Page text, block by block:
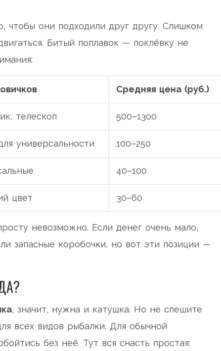
чтобы они подходили друг другу. Слишком
Битый поплавок — поклёвку не
Средняя цена (руб.)
телескоп 500–1300
универсальности 100–250
40–100
цвет 30–60
невозможно. Если денег очень мало,
запасные коробочки, но вот эти позиции —
, значит, нужна и катушка. Но не спешите
всех видов рыбалки. Для обычной
без неё. Тут вся снасть простая: